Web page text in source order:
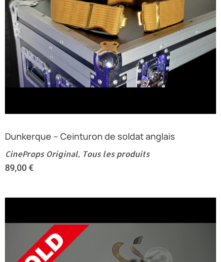
Dunkerque – Ceinturon de soldat anglais
CineProps Original, Tous les produits
89,00€